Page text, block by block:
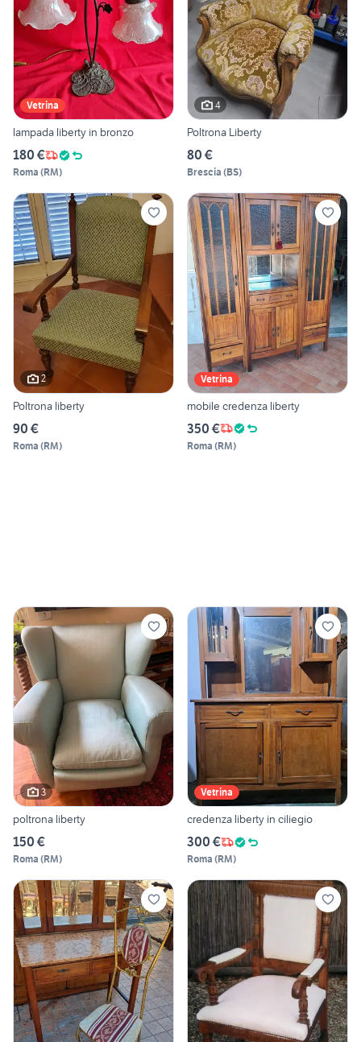
Vetrina
lampada liberty in bronzo
180 €
Roma (RM)
4
Poltrona Liberty
80 €
Brescia (BS)
2
Poltrona liberty
90 €
Roma (RM)
Vetrina
mobile credenza liberty
350 €
Roma (RM)
3
poltrona liberty
150 €
Roma (RM)
Vetrina
credenza liberty in ciliegio
300 €
Roma (RM)